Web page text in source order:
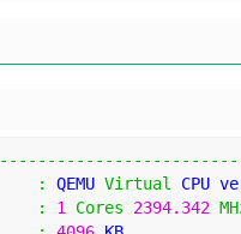
: QEMU Virtual CPU
: 1 Cores 2394.342